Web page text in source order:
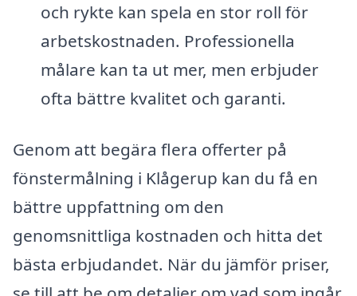
och rykte kan spela en stor roll för
arbetskostnaden. Professionella
målare kan ta ut mer, men erbjuder
ofta bättre kvalitet och garanti.
Genom att begära flera offerter på
fönstermålning i Klågerup kan du få en
bättre uppfattning om den
genomsnittliga kostnaden och hitta det
bästa erbjudandet. När du jämför priser,